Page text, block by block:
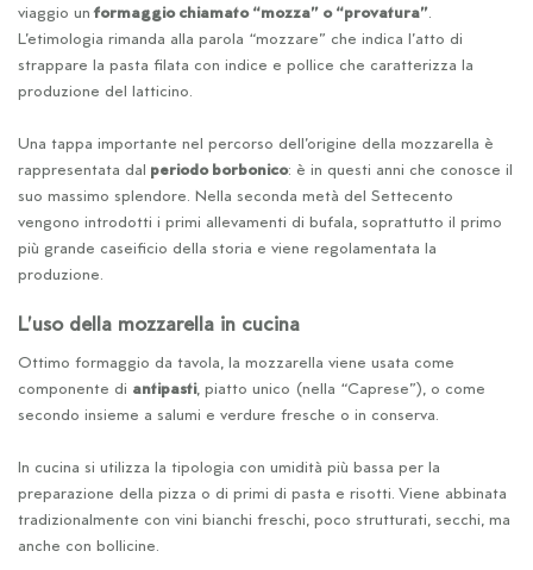
viaggio un formaggio chiamato “mozza” o “provatura”.
L’etimologia rimanda alla parola “mozzare” che indica l’atto di
strappare la pasta filata con indice e pollice che caratterizza la
produzione del latticino.
Una tappa importante nel percorso dell’origine della mozzarella è
rappresentata dal periodo borbonico: è in questi anni che conosce il
suo massimo splendore. Nella seconda metà del Settecento
vengono introdotti i primi allevamenti di bufala, soprattutto il primo
più grande caseificio della storia e viene regolamentata la
produzione.
L’uso della mozzarella in cucina
Ottimo formaggio da tavola, la mozzarella viene usata come
componente di antipasti, piatto unico (nella “Caprese”), o come
secondo insieme a salumi e verdure fresche o in conserva.
In cucina si utilizza la tipologia con umidità più bassa per la
preparazione della pizza o di primi di pasta e risotti. Viene abbinata
tradizionalmente con vini bianchi freschi, poco strutturati, secchi, ma
anche con bollicine.